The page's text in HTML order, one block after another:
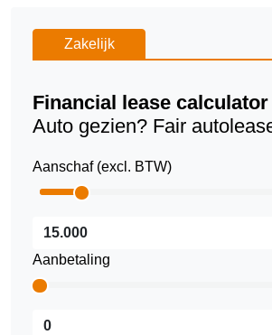
Zakelijk
Financial lease calculator
Auto gezien? Fair
Aanschaf (excl. BTW)
Aanbetaling